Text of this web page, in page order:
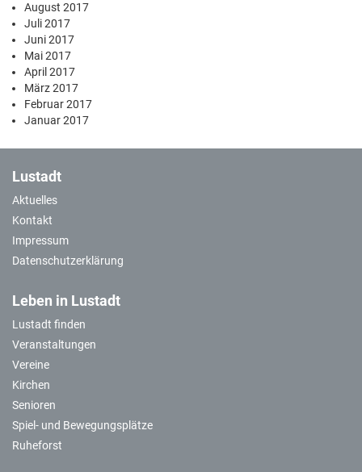
August 2017
Juli 2017
Juni 2017
Mai 2017
April 2017
März 2017
Februar 2017
Januar 2017
Lustadt
Aktuelles
Kontakt
Impressum
Datenschutzerklärung
Leben in Lustadt
Lustadt finden
Veranstaltungen
Vereine
Kirchen
Senioren
Spiel- und Bewegungsplätze
Ruheforst